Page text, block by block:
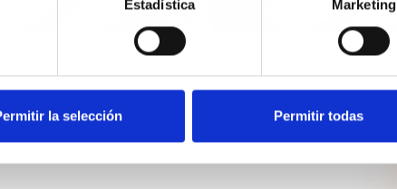
Estadística Marketing
la selección Permitir todas